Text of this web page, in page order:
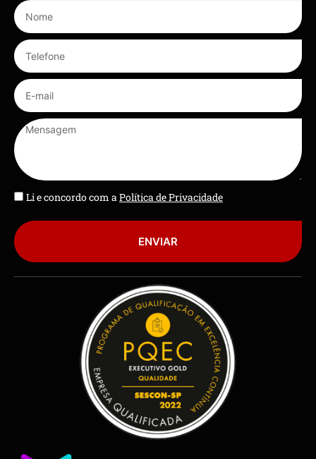
Li e concordo com aPolítica de Privacidade
ENVIAR